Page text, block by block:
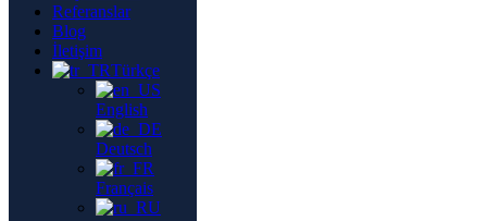
Referanslar
Blog
İletişim
Türkçe
English
Deutsch
Français